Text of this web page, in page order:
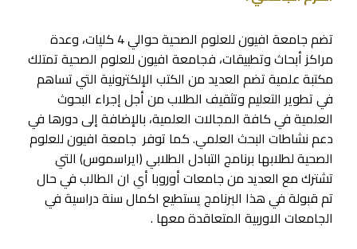
تضم جامعة افيون للعلوم الصحية حوالي 4 كليات، وعدة
مراكز أبحاث وتطبيقات، فجامعة افيون للعلوم الصحية تمتلك
مكتبة علمية تضم العديد من الكتب الإلكترونية التي تساهم
في تطوير التعليم وتثقيف الطلاب من أجل إجراء البحوث
العلمية في كافة المجالات العلمية، بالإضافة إلى دورها في
دعم نشاطات البحث العلمي. كما توفر جامعة افيون للعلوم
الصحية لطلابها برنامج التبادل الطلابي (ايراسموس) التي
تشترك مع العديد من جامعات أوروبا أي ان الطالب في حال
تم قبولة في هذا البرنامج يستطيع اكمال سنة دراسية في
الجامعات الاوربية المتعاقدة معها .